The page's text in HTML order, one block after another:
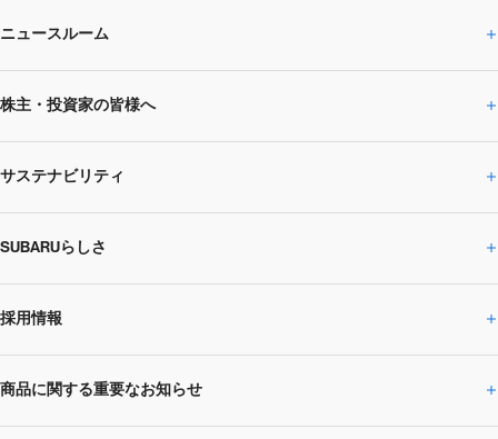
企業情報トップ
SUBARUのありたい姿
SUBARU 2025方針
事業所・関係会社
ニュースルーム
ニュースルームトップ
ニュースリリース
閉じる
株主・投資家の皆様へ
株主・投資家の皆様へトップ
企業・経営
IRライブラリー
株主・投資家サポート
サステナビリティ
サステナビリティトップ
CEOサステナビリティ
環境
SUBARUらしさ
SUBARUらしさトップ
SUBARUびと
採用情報
採用情報トップ
商品に関する重要なお知らせ